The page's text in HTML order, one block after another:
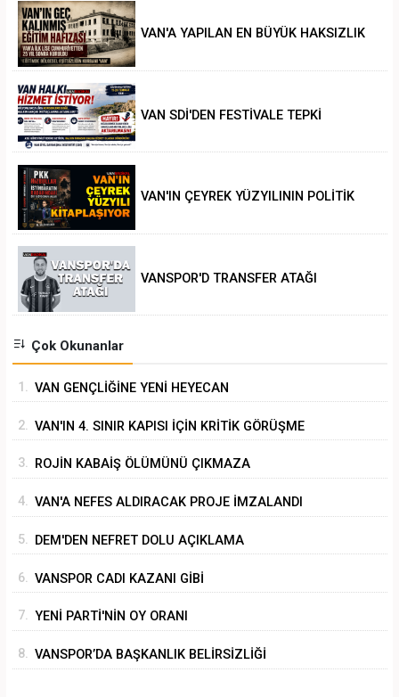
VAN'A YAPILAN EN BÜYÜK HAKSIZLIK
VAN SDİ'DEN FESTİVALE TEPKİ
VAN'IN ÇEYREK YÜZYILININ POLİTİK
VANSPOR'D TRANSFER ATAĞI
Çok Okunanlar
1. VAN GENÇLİĞİNE YENİ HEYECAN
2. VAN'IN 4. SINIR KAPISI İÇİN KRİTİK GÖRÜŞME
3. ROJİN KABAİŞ ÖLÜMÜNÜ ÇIKMAZA
4. VAN'A NEFES ALDIRACAK PROJE İMZALANDI
5. DEM'DEN NEFRET DOLU AÇIKLAMA
6. VANSPOR CADI KAZANI GİBİ
7. YENİ PARTİ'NİN OY ORANI
8. VANSPOR’DA BAŞKANLIK BELİRSİZLİĞİ